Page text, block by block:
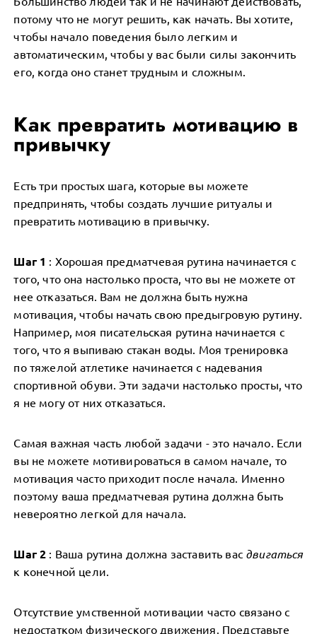
потому что не могут решить, как начать. Вы хотите,
чтобы начало поведения было легким и
автоматическим, чтобы у вас были силы закончить
его, когда оно станет трудным и сложным.
Как превратить мотивацию в
привычку
Есть три простых шага, которые вы можете
предпринять, чтобы создать лучшие ритуалы и
превратить мотивацию в привычку.
Шаг 1 : Хорошая предматчевая рутина начинается с
того, что она настолько проста, что вы не можете от
нее отказаться. Вам не должна быть нужна
мотивация, чтобы начать свою предыгровую рутину.
Например, моя писательская рутина начинается с
того, что я выпиваю стакан воды. Моя тренировка
по тяжелой атлетике начинается с надевания
спортивной обуви. Эти задачи настолько просты, что
я не могу от них отказаться.
Самая важная часть любой задачи - это начало. Если
вы не можете мотивироваться в самом начале, то
мотивация часто приходит после начала. Именно
поэтому ваша предматчевая рутина должна быть
невероятно легкой для начала.
Шаг 2 : Ваша рутина должна заставить вас двигаться
к конечной цели.
Отсутствие умственной мотивации часто связано с
недостатком физического движения. Представьте